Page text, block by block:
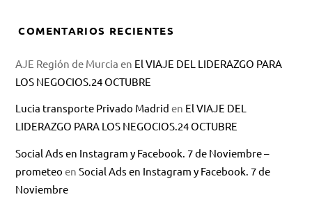
COMENTARIOS RECIENTES
AJE Región de Murcia en El VIAJE DEL LIDERAZGO PARA
LOS NEGOCIOS.24 OCTUBRE
Lucia transporte Privado Madrid en El VIAJE DEL
LIDERAZGO PARA LOS NEGOCIOS.24 OCTUBRE
Social Ads en Instagram y Facebook. 7 de Noviembre –
prometeo enSocial Ads en Instagram y Facebook. 7 de
Noviembre